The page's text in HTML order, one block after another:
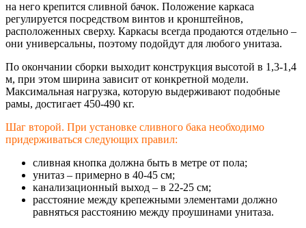
на него крепится сливной бачок. Положение каркаса
регулируется посредством винтов и кронштейнов,
расположенных сверху. Каркасы всегда продаются отдельно –
они универсальны, поэтому подойдут для любого унитаза.
По окончании сборки выходит конструкция высотой в 1,3-1,4
м, при этом ширина зависит от конкретной модели.
Максимальная нагрузка, которую выдерживают подобные
рамы, достигает 450-490 кг.
Шаг второй. При установке сливного бака необходимо
придерживаться следующих правил:
сливная кнопка должна быть в метре от пола;
унитаз – примерно в 40-45 см;
канализационный выход – в 22-25 см;
расстояние между крепежными элементами должно
равняться расстоянию между проушинами унитаза.